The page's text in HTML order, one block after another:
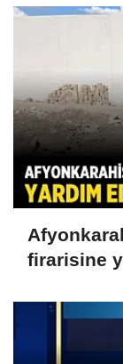
firarisine